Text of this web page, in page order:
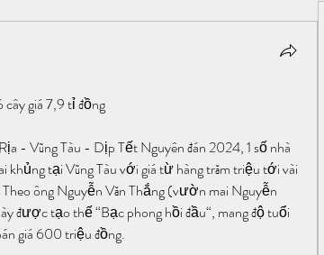
cây giá 7,9 tỉ đồng
- Vũng Tàu - Dịp Tết Nguyên đán 2024, 1 số nhà
khủng tại Vũng Tàu với giá từ hàng trăm triệu tới vài
ông Nguyễn Văn Thắng (vườn mai Nguyễn
được tạo thế “Bạc phong hồi đầu“, mang độ tuổi
giá 600 triệu đồng.